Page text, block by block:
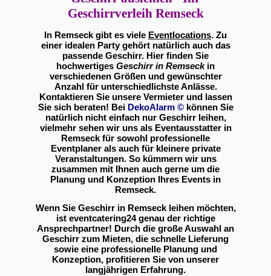
Geschirrverleih Remseck
In Remseck gibt es viele Eventlocations. Zu
einer idealen Party gehört natürlich auch das
passende Geschirr. Hier finden Sie
hochwertiges Geschirr in Remseckin
verschiedenen Größen und gewünschter
Anzahl für unterschiedlichste Anlässe.
Kontaktieren Sie unsere Vermieter und lassen
Sie sich beraten! Bei DekoAlarm ©können Sie
natürlich nicht einfach nur Geschirr leihen,
vielmehr sehen wir uns als Eventausstatter in
Remseck für sowohl professionelle
Eventplaner als auch für kleinere private
Veranstaltungen. So kümmern wir uns
zusammen mit Ihnen auch gerne um die
Planung und Konzeption Ihres Events in
Remseck.
Wenn Sie Geschirr in Remseck leihen möchten,
ist eventcatering24 genau der richtige
Ansprechpartner! Durch die große Auswahl an
Geschirr zum Mieten, die schnelle Lieferung
sowie eine professionelle Planung und
Konzeption, profitieren Sie von unserer
langjährigen Erfahrung.